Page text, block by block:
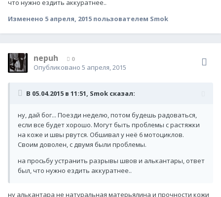
что нужно ездить аккуратнее..
Изменено 5 апреля, 2015 пользователем Smok
nepuh 0
Опубликовано 5 апреля, 2015
В 05.04.2015 в 11:51, Smok сказал:
ну, дай бог... Поезди неделю, потом будешь радоваться,
если все будет хорошо. Могут быть проблемы с растяжки
на коже и швы рвутся. Обшивал у неё 6 мотоциклов.
Своим доволен, с двумя были проблемы.
на просьбу устранить разрывы швов и алькантары, ответ
был, что нужно ездить аккуратнее..
ну алькантара не натуральная матерьялина и прочности кожи